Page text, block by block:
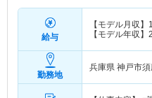
給与
【モデル月収】
【モデル年収】
勤務地
兵庫県 神戸市須